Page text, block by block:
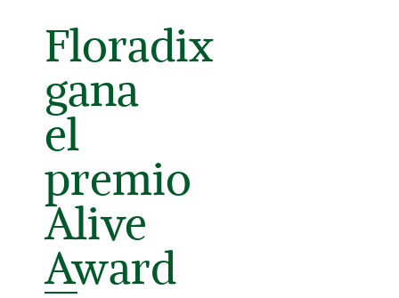
Floradix
gana
el
premio
Alive
Award